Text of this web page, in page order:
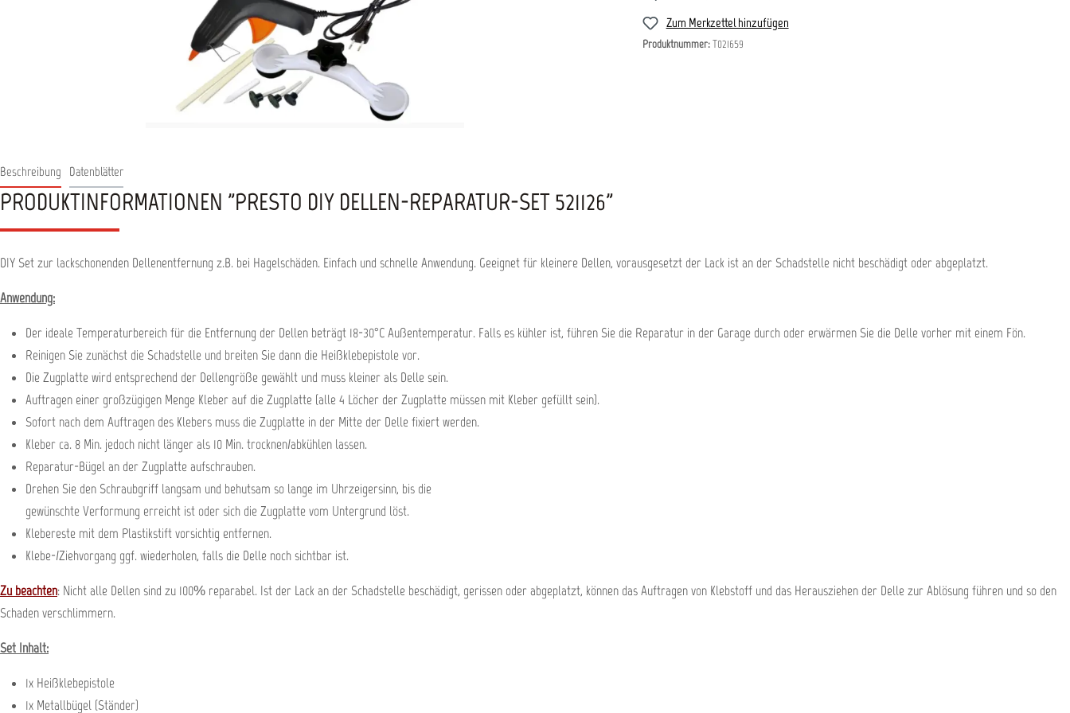
Zum Merkzettel hinzufügen
Produktnummer:T021659
Beschreibung Datenblätter
PRODUKTINFORMATIONEN "PRESTO DIY DELLEN-REPARATUR-SET 521126"
DIY Set zur lackschonenden Dellenentfernung z.B. bei Hagelschäden. Einfach und schnelle Anwendung. Geeignet für kleinere Dellen, vorausgesetzt der Lack ist an der Schadstelle nicht beschädigt oder abgeplatzt.
Anwendung:
Der ideale Temperaturbereich für die Entfernung der Dellen beträgt 18-30°C Außentemperatur. Falls es kühler ist, führen Sie die Reparatur in der Garage durch oder erwärmen Sie die Delle vorher mit einem Fön.
Reinigen Sie zunächst die Schadstelle und breiten Sie dann die Heißklebepistole vor.
Die Zugplatte wird entsprechend der Dellengröße gewählt und muss kleiner als Delle sein.
Auftragen einer großzügigen Menge Kleber auf die Zugplatte (alle 4 Löcher der Zugplatte müssen mit Kleber gefüllt sein).
Sofort nach dem Auftragen des Klebers muss die Zugplatte in der Mitte der Delle fixiert werden.
Kleber ca. 8 Min. jedoch nicht länger als 10 Min. trocknen/abkühlen lassen.
Reparatur-Bügel an der Zugplatte aufschrauben.
Drehen Sie den Schraubgriff langsam und behutsam so lange im Uhrzeigersinn, bis die
gewünschte Verformung erreicht ist oder sich die Zugplatte vom Untergrund löst.
Klebereste mit dem Plastikstift vorsichtig entfernen.
Klebe-/Ziehvorgang ggf. wiederholen, falls die Delle noch sichtbar ist.
Zu beachten: Nicht alle Dellen sind zu 100% reparabel. Ist der Lack an der Schadstelle beschädigt, gerissen oder abgeplatzt, können das Auftragen von Klebstoff und das Herausziehen der Delle zur Ablösung führen und so den
Schaden verschlimmern.
Set Inhalt:
1x Heißklebepistole
1x Metallbügel (Ständer)